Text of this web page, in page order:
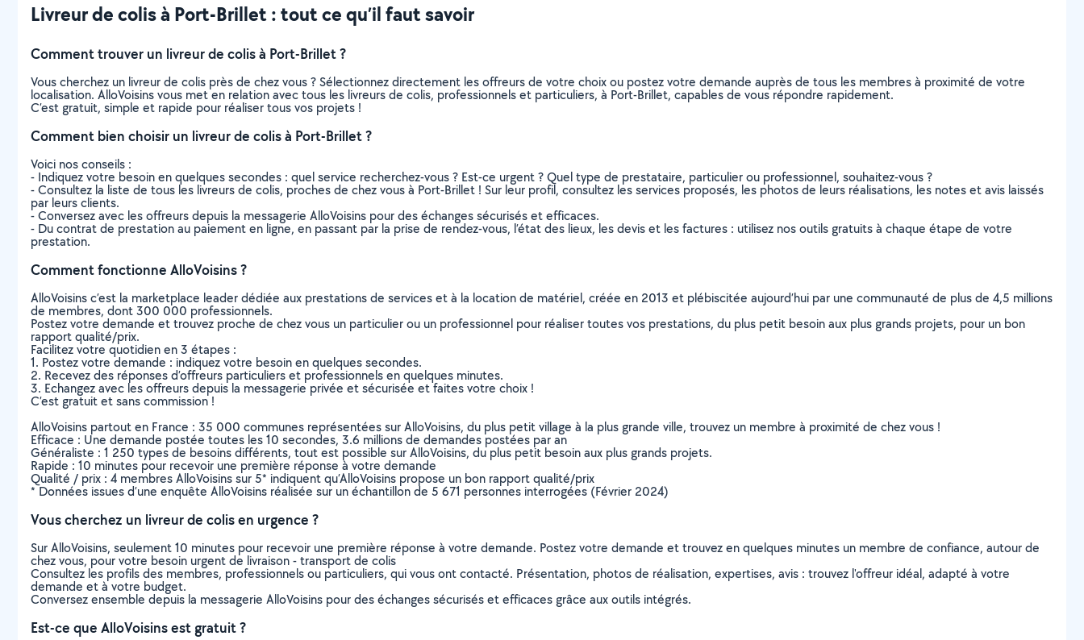
Livreur de colis à Port-Brillet : tout ce qu’il faut savoir
Comment trouver un livreur de colis à Port-Brillet ?
Vous cherchez un livreur de colis près de chez vous ? Sélectionnez directement les offreurs de votre choix ou postez votre demande auprès de tous les membres à proximité de votre
localisation. AlloVoisins vous met en relation avec tous les livreurs de colis, professionnels et particuliers, à Port-Brillet, capables de vous répondre rapidement.
C’est gratuit, simple et rapide pour réaliser tous vos projets !
Comment bien choisir un livreur de colis à Port-Brillet ?
Voici nos conseils :
- Indiquez votre besoin en quelques secondes : quel service recherchez-vous ? Est-ce urgent ? Quel type de prestataire, particulier ou professionnel, souhaitez-vous ?
- Consultez la liste de tous les livreurs de colis, proches de chez vous à Port-Brillet ! Sur leur profil, consultez les services proposés, les photos de leurs réalisations, les notes et avis laissés
par leurs clients.
- Conversez avec les offreurs depuis la messagerie AlloVoisins pour des échanges sécurisés et efficaces.
- Du contrat de prestation au paiement en ligne, en passant par la prise de rendez-vous, l’état des lieux, les devis et les factures : utilisez nos outils gratuits à chaque étape de votre
prestation.
Comment fonctionne AlloVoisins ?
AlloVoisins c’est la marketplace leader dédiée aux prestations de services et à la location de matériel, créée en 2013 et plébiscitée aujourd’hui par une communauté de plus de 4,5 millions
de membres, dont 300 000 professionnels.
Postez votre demande et trouvez proche de chez vous un particulier ou un professionnel pour réaliser toutes vos prestations, du plus petit besoin aux plus grands projets, pour un bon
rapport qualité/prix.
Facilitez votre quotidien en 3 étapes :
1. Postez votre demande : indiquez votre besoin en quelques secondes.
2. Recevez des réponses d’offreurs particuliers et professionnels en quelques minutes.
3. Echangez avec les offreurs depuis la messagerie privée et sécurisée et faites votre choix !
C’est gratuit et sans commission !
AlloVoisins partout en France : 35 000 communes représentées sur AlloVoisins, du plus petit village à la plus grande ville, trouvez un membre à proximité de chez vous !
Efficace : Une demande postée toutes les 10 secondes, 3.6 millions de demandes postées par an
Généraliste : 1 250 types de besoins différents, tout est possible sur AlloVoisins, du plus petit besoin aux plus grands projets.
Rapide : 10 minutes pour recevoir une première réponse à votre demande
Qualité / prix : 4 membres AlloVoisins sur 5* indiquent qu’AlloVoisins propose un bon rapport qualité/prix
* Données issues d’une enquête AlloVoisins réalisée sur un échantillon de 5 671 personnes interrogées (Février 2024)
Vous cherchez un livreur de colis en urgence ?
Sur AlloVoisins, seulement 10 minutes pour recevoir une première réponse à votre demande. Postez votre demande et trouvez en quelques minutes un membre de confiance, autour de
chez vous, pour votre besoin urgent de livraison - transport de colis
Consultez les profils des membres, professionnels ou particuliers, qui vous ont contacté. Présentation, photos de réalisation, expertises, avis : trouvez l'offreur idéal, adapté à votre
demande et à votre budget.
Conversez ensemble depuis la messagerie AlloVoisins pour des échanges sécurisés et efficaces grâce aux outils intégrés.
Est-ce que AlloVoisins est gratuit ?